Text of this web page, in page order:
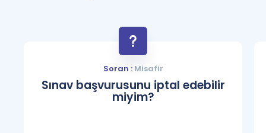
Soran :Misafir
Sınav başvurusunu iptal edebilir
miyim?